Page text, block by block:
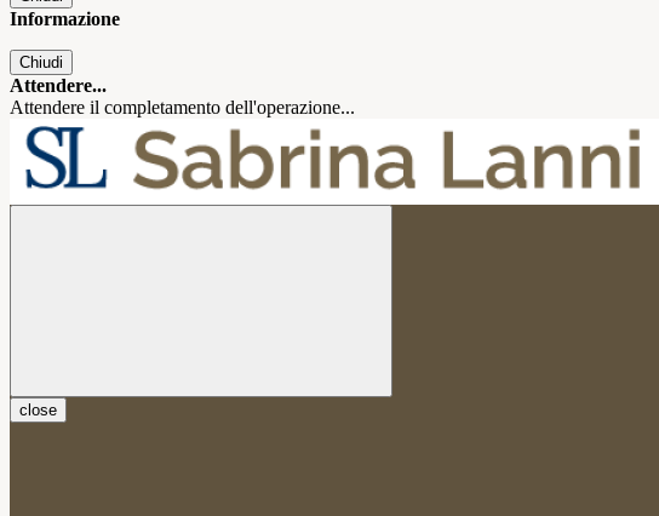
Informazione
Chiudi
Attendere...
Attendere il completamento dell'operazione...
close